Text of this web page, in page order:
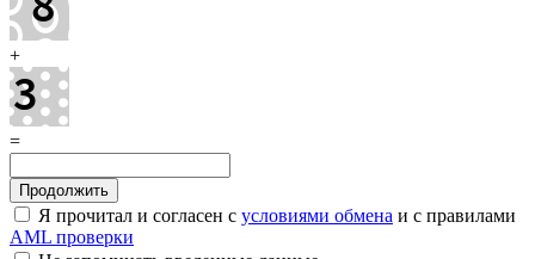
+
=
Я прочитал и согласен с условиями обмена и с правилами
AML проверки